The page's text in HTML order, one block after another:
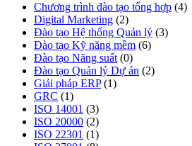
Chương trình đào tạo tổng hợp (4)
Digital Marketing (2)
Đào tạo Hệ thống Quản lý (3)
Đào tạo Kỹ năng mềm (6)
Đào tạo Năng suất (0)
Đào tạo Quản lý Dự án (2)
Giải pháp ERP (1)
GRC (1)
ISO 14001 (3)
ISO 20000 (2)
ISO 22301 (1)